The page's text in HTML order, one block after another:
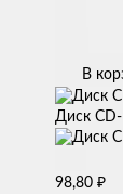
В
Диск
98,80 ₽